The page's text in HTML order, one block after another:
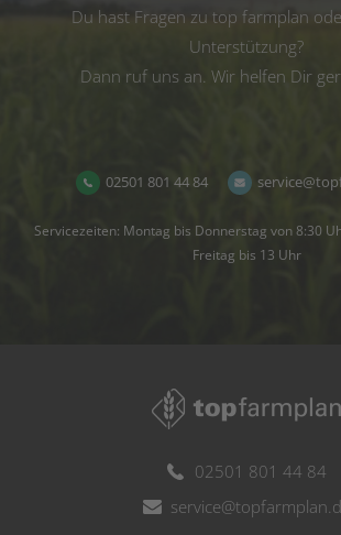
Du hast Fragen zu top farmplan
Unterstützung?
Dann ruf uns an. Wir helfen Dir
02501 801 44 84
Servicezeiten: Montag bis Donnerstag von 8:30
Freitag bis 13 Uhr
02501 801 44 84